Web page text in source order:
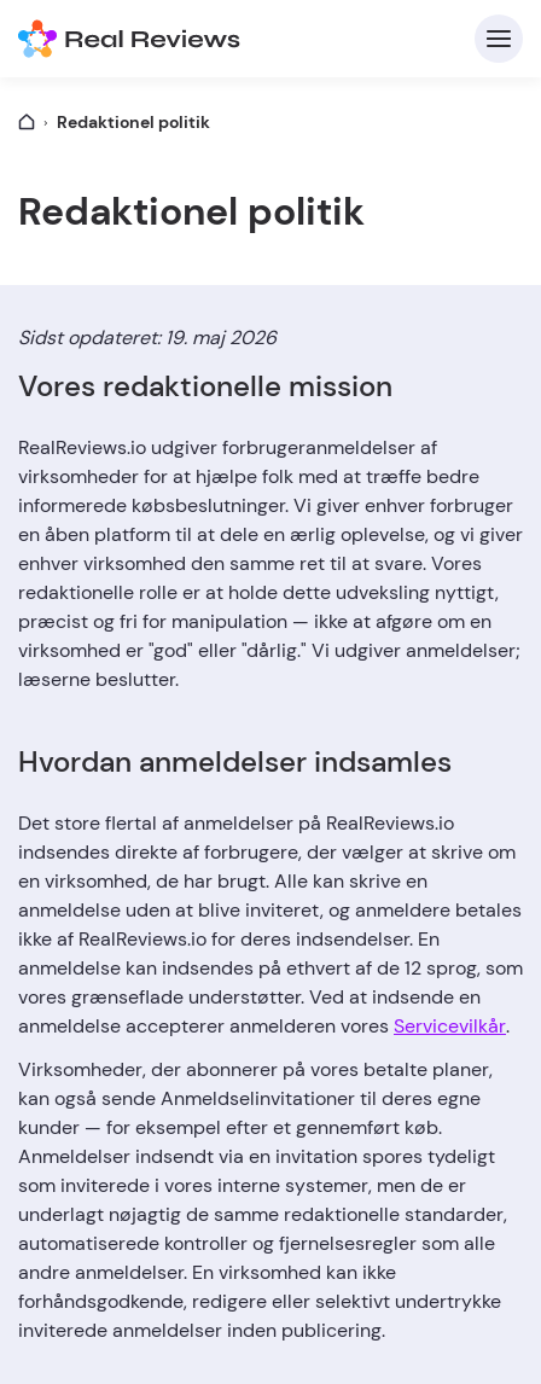
Redaktionel politik
Redaktionel politik
Sidst opdateret: 19. maj 2026
Vores redaktionelle mission
RealReviews.io udgiver forbrugeranmeldelser af
virksomheder for at hjælpe folk med at træffe bedre
informerede købsbeslutninger. Vi giver enhver forbruger
en åben platform til at dele en ærlig oplevelse, og vi giver
enhver virksomhed den samme ret til at svare. Vores
redaktionelle rolle er at holde dette udveksling nyttigt,
præcist og fri for manipulation — ikke at afgøre om en
virksomhed er "god" eller "dårlig." Vi udgiver anmeldelser;
læserne beslutter.
Hvordan anmeldelser indsamles
Det store flertal af anmeldelser på RealReviews.io
indsendes direkte af forbrugere, der vælger at skrive om
en virksomhed, de har brugt. Alle kan skrive en
anmeldelse uden at blive inviteret, og anmeldere betales
ikke af RealReviews.io for deres indsendelser. En
anmeldelse kan indsendes på ethvert af de 12 sprog, som
vores grænseflade understøtter. Ved at indsende en
anmeldelse accepterer anmelderen voresServicevilkår.
Virksomheder, der abonnerer på vores betalte planer,
kan også sende Anmeldselinvitationer til deres egne
kunder — for eksempel efter et gennemført køb.
Anmeldelser indsendt via en invitation spores tydeligt
som inviterede i vores interne systemer, men de er
underlagt nøjagtig de samme redaktionelle standarder,
automatiserede kontroller og fjernelsesregler som alle
andre anmeldelser. En virksomhed kan ikke
forhåndsgodkende, redigere eller selektivt undertrykke
inviterede anmeldelser inden publicering.